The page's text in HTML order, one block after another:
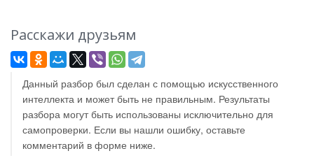
Расскажи друзьям
Данный разбор был сделан с помощью искусственного
интеллекта и может быть не правильным. Результаты
разбора могут быть использованы исключительно для
самопроверки. Если вы нашли ошибку, оставьте
комментарий в форме ниже.